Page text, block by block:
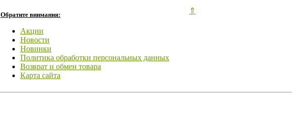
Обратите внимания:
Акции
Новости
Новинки
Политика обработки персональных данных
Возврат и обмен товара
Карта сайта
⇑